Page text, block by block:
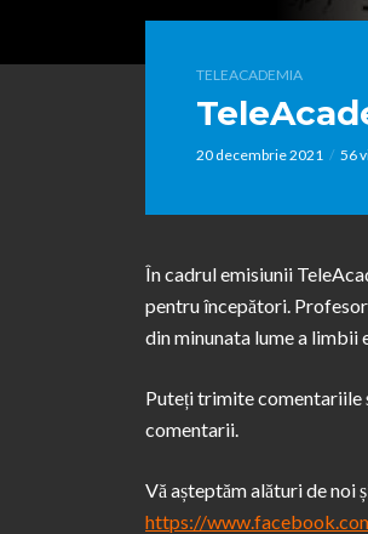
TELEACADEMIA
20 decembrie 2021 56
În cadrul emisiunii
pentru începători.
din minunata lume a limbii
Puteți trimite comentariile
comentarii.
Vă așteptăm alături de noi
https://